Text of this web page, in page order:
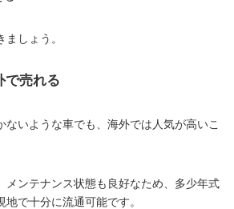
しょう。
で売れる
ないような車でも、海外では人気が高いこ
メンテナンス状態も良好なため、多少年式
で十分に流通可能です。